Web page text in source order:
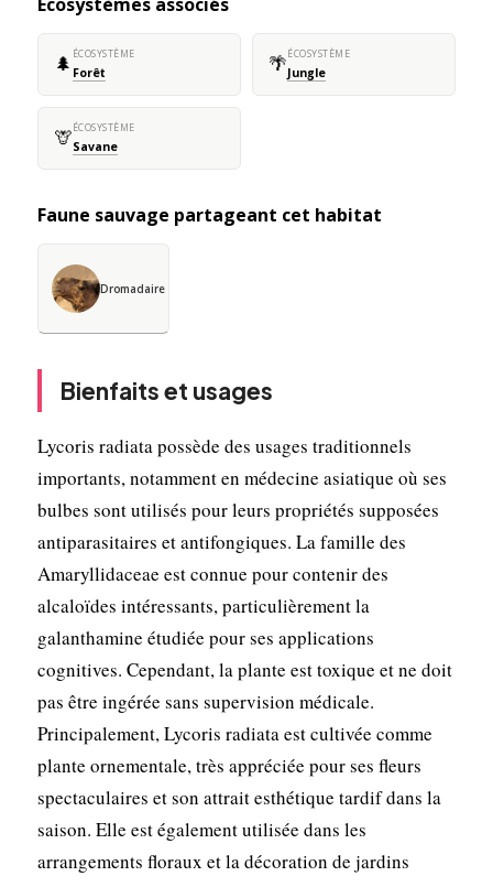
🌲 ÉCOSYSTÈME
Forêt 🌴ÉCOSYSTÈME
Jungle
🦒ÉCOSYSTÈME
Savane
Faune sauvage partageant cet habitat
Dromadaire
Bienfaits et usages
Lycoris radiata possède des usages traditionnels
importants, notamment en médecine asiatique où ses
bulbes sont utilisés pour leurs propriétés supposées
antiparasitaires et antifongiques. La famille des
Amaryllidaceae est connue pour contenir des
alcaloïdes intéressants, particulièrement la
galanthamine étudiée pour ses applications
cognitives. Cependant, la plante est toxique et ne doit
pas être ingérée sans supervision médicale.
Principalement, Lycoris radiata est cultivée comme
plante ornementale, très appréciée pour ses fleurs
spectaculaires et son attrait esthétique tardif dans la
saison. Elle est également utilisée dans les
arrangements floraux et la décoration de jardins